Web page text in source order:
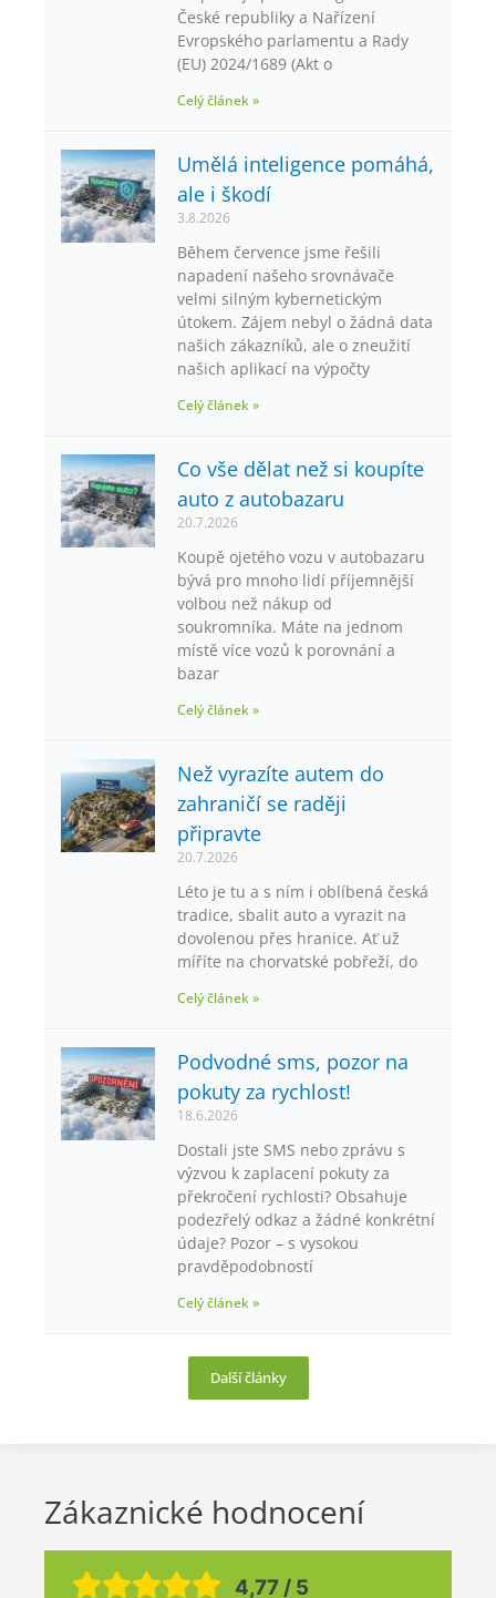
České republiky a Nařízení
Evropského parlamentu a Rady
(EU) 2024/1689 (Akt o
Celý článek »
Umělá inteligence pomáhá,
ale i škodí
3.8.2026
Během července jsme řešili
napadení našeho srovnávače
velmi silným kybernetickým
útokem. Zájem nebyl o žádná data
našich zákazníků, ale o zneužití
našich aplikací na výpočty
Celý článek »
Co vše dělat než si koupíte
auto z autobazaru
20.7.2026
Koupě ojetého vozu v autobazaru
bývá pro mnoho lidí příjemnější
volbou než nákup od
soukromníka. Máte na jednom
místě více vozů k porovnání a
bazar
Celý článek »
Než vyrazíte autem do
zahraničí se raději
připravte
20.7.2026
Léto je tu a s ním i oblíbená česká
tradice, sbalit auto a vyrazit na
dovolenou přes hranice. Ať už
míříte na chorvatské pobřeží, do
Celý článek »
Podvodné sms, pozor na
pokuty za rychlost!
18.6.2026
Dostali jste SMS nebo zprávu s
výzvou k zaplacení pokuty za
překročení rychlosti? Obsahuje
podezřelý odkaz a žádné konkrétní
údaje? Pozor – s vysokou
pravděpodobností
Celý článek »
Další články
Zákaznické hodnocení
4,77 / 5